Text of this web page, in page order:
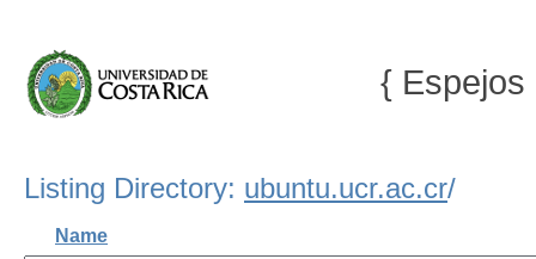
{ Espejos
Listing Directory: ubuntu.ucr.ac.cr/
Name